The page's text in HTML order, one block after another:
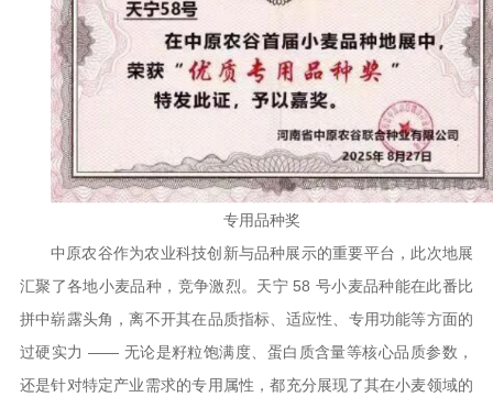
专用品种奖
中原农谷作为农业科技创新与品种展示的重要平台，此次地展
汇聚了各地小麦品种，竞争激烈。天宁 58 号小麦品种能在此番比
拼中崭露头角，离不开其在品质指标、适应性、专用功能等方面的
过硬实力 —— 无论是籽粒饱满度、蛋白质含量等核心品质参数，
还是针对特定产业需求的专用属性，都充分展现了其在小麦领域的